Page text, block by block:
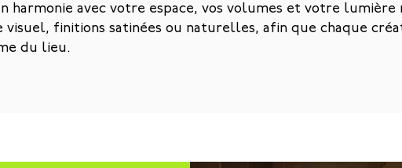
harmonie avec votre espace, vos volumes et votre
finitions satinées ou naturelles, afin que chaque
du lieu.